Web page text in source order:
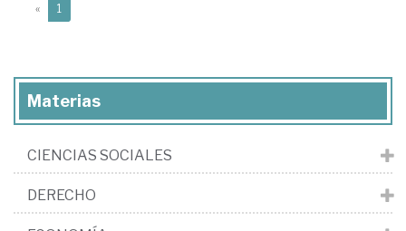
« 1
Materias
CIENCIAS SOCIALES
DERECHO